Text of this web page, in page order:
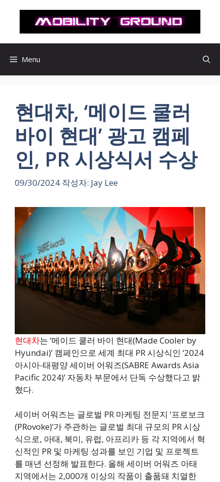
로
Menu
현대차, ‘메이드 쿨러
바이 현대’ 광고 캠페
인, PR 시상식서 수상
09/30/2024 작성자: Jay Lee
현대차는 ‘메이드 쿨러 바이 현대(Made Cooler by
Hyundai)’ 캠페인으로 세계 최대 PR 시상식인 ‘2024
아시아-태평양 세이버 어워즈(SABRE Awards Asia
Pacific 2024)’ 자동차 부문에서 단독 수상했다고 밝
혔다.
세이버 어워즈는 글로벌 PR 마케팅 전문지 ‘프로보크
(PRovoke)’가 주관하는 글로벌 최대 규모의 PR 시상
식으로, 아태, 북미, 유럽, 아프리카 등 각 지역에서 혁
신적인 PR 및 마케팅 성과를 보인 기업 및 프로젝트
를 매년 선정해 발표한다. 올해 세이버 어워즈 아태
지역에서는 2,000개 이상의 작품이 출품돼 치열한